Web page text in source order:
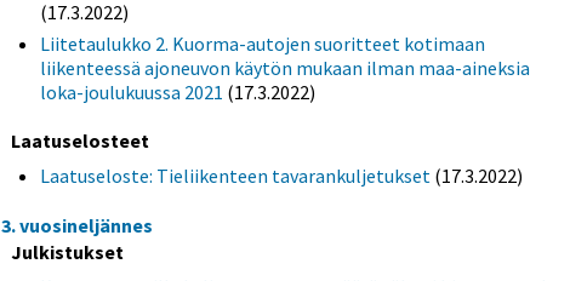
(17.3.2022)
Liitetaulukko 2. Kuorma-autojen suoritteet kotimaan
liikenteessä ajoneuvon käytön mukaan ilman maa-aineksia
loka-joulukuussa 2021 (17.3.2022)
Laatuselosteet
Laatuseloste: Tieliikenteen tavarankuljetukset (17.3.2022)
3. vuosineljännes
Julkistukset